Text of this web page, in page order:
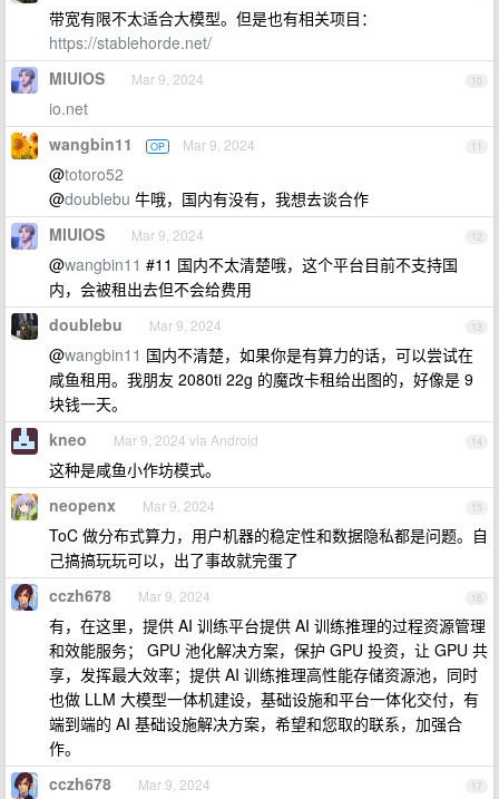
带宽有限不太适合大模型。但是也有相关项目：
https://stablehorde.net/
10
MIUIOS Mar 9, 2024
io.net
11
wangbin11 OP Mar 9, 2024
@totoro52
@doublebu 牛哦，国内有没有，我想去谈合作
12
MIUIOS Mar 9, 2024
@wangbin11 #11 国内不太清楚哦，这个平台目前不支持国
内，会被租出去但不会给费用
13
doublebu Mar 9, 2024
@wangbin11 国内不清楚，如果你是有算力的话，可以尝试在
咸鱼租用。我朋友 2080ti 22g 的魔改卡租给出图的，好像是 9
块钱一天。
14
kneo Mar 9, 2024 via Android
这种是咸鱼小作坊模式。
15
neopenx Mar 9, 2024
ToC 做分布式算力，用户机器的稳定性和数据隐私都是问题。自
己搞搞玩玩可以，出了事故就完蛋了
16
cczh678 Mar 9, 2024
有，在这里，提供 AI 训练平台提供 AI 训练推理的过程资源管理
和效能服务； GPU 池化解决方案，保护 GPU 投资，让 GPU 共
享，发挥最大效率；提供 AI 训练推理高性能存储资源池，同时
也做 LLM 大模型一体机建设，基础设施和平台一体化交付，有
端到端的 AI 基础设施解决方案，希望和您取的联系，加强合
作。
17
cczh678 Mar 9, 2024